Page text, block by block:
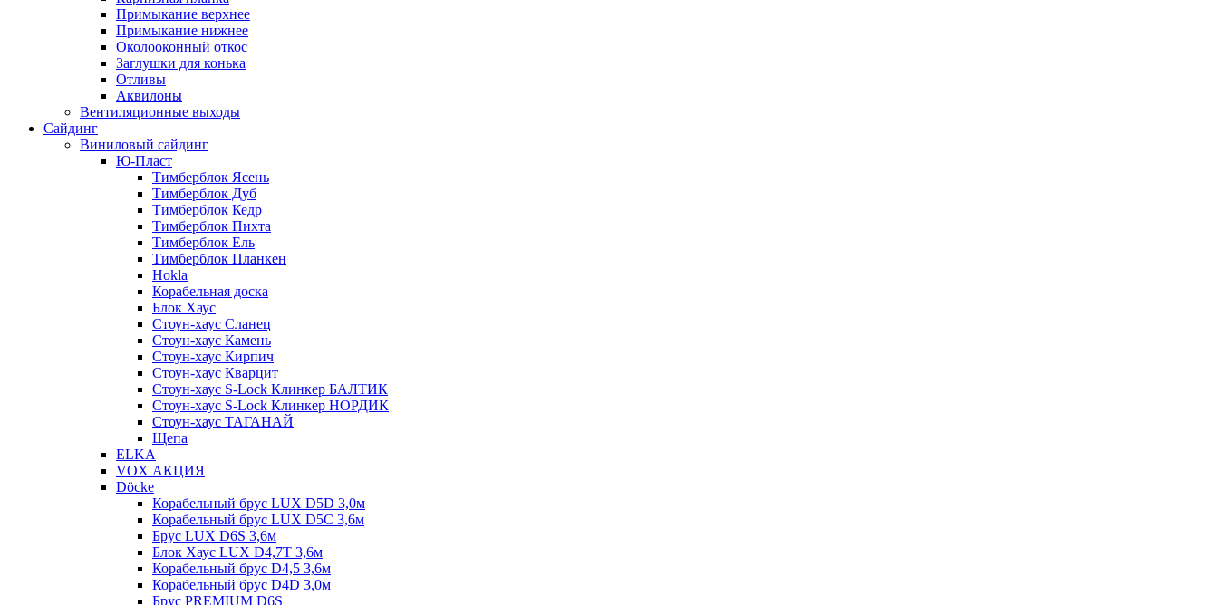
Примыкание верхнее
Примыкание нижнее
Околооконный откос
Заглушки для конька
Отливы
Аквилоны
Вентиляционные выходы
Сайдинг
Виниловый сайдинг
Ю-Пласт
Тимберблок Ясень
Тимберблок Дуб
Тимберблок Кедр
Тимберблок Пихта
Тимберблок Ель
Тимберблок Планкен
Hokla
Корабельная доска
Блок Хаус
Стоун-хаус Сланец
Стоун-хаус Камень
Стоун-хаус Кирпич
Стоун-хаус Кварцит
Стоун-хаус S-Lock Клинкер БАЛТИК
Стоун-хаус S-Lock Клинкер НОРДИК
Стоун-хаус ТАГАНАЙ
Щепа
ELKA
VOX АКЦИЯ
Döcke
Корабельный брус LUX D5D 3,0м
Корабельный брус LUX D5C 3,6м
Брус LUX D6S 3,6м
Блок Хаус LUX D4,7T 3,6м
Корабельный брус D4,5 3,6м
Корабельный брус D4D 3,0м
Брус PREMIUM D6S